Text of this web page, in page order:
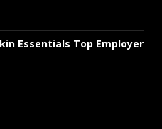
Essentials Top Employer